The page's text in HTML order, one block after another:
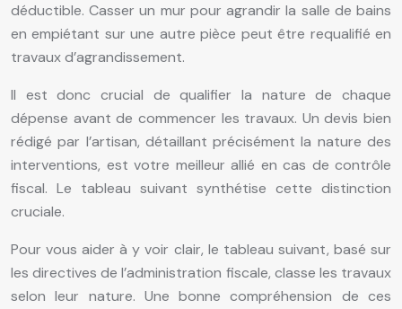
déductible. Casser un mur pour agrandir la salle de bains
en empiétant sur une autre pièce peut être requalifié en
travaux d’agrandissement.
Il est donc crucial de qualifier la nature de chaque
dépense avant de commencer les travaux. Un devis bien
rédigé par l’artisan, détaillant précisément la nature des
interventions, est votre meilleur allié en cas de contrôle
fiscal. Le tableau suivant synthétise cette distinction
cruciale.
Pour vous aider à y voir clair, le tableau suivant, basé sur
les directives de l’administration fiscale, classe les travaux
selon leur nature. Une bonne compréhension de ces